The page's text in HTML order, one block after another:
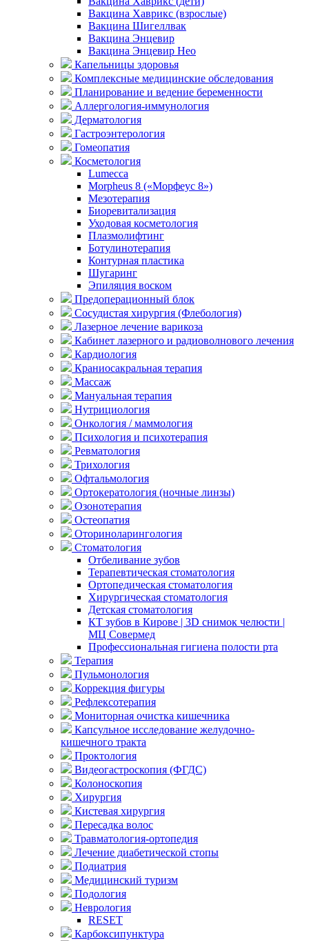
Вакцина Хаврикс (взрослые)
Вакцина Шигеллвак
Вакцина Энцевир
Вакцина Энцевир Нео
Капельницы здоровья
Комплексные медицинские обследования
Планирование и ведение беременности
Аллергология-иммунология
Дерматология
Гастроэнтерология
Гомеопатия
Косметология
Lumecca
Morpheus 8 («Морфеус 8»)
Мезотерапия
Биоревитализация
Уходовая косметология
Плазмолифтинг
Ботулинотерапия
Контурная пластика
Шугаринг
Эпиляция воском
Предоперационный блок
Сосудистая хирургия (Флебология)
Лазерное лечение варикоза
Кабинет лазерного и радиоволнового лечения
Кардиология
Краниосакральная терапия
Массаж
Мануальная терапия
Нутрициология
Онкология / маммология
Психология и психотерапия
Ревматология
Трихология
Офтальмология
Ортокератология (ночные линзы)
Озонотерапия
Остеопатия
Оториноларингология
Стоматология
Отбеливание зубов
Терапевтическая стоматология
Ортопедическая стоматология
Хирургическая стоматология
Детская стоматология
КТ зубов в Кирове | 3D снимок челюсти |
МЦ Совермед
Профессиональная гигиена полости рта
Терапия
Пульмонология
Коррекция фигуры
Рефлексотерапия
Мониторная очистка кишечника
Капсульное исследование желудочно-
кишечного тракта
Проктология
Видеогастроскопия (ФГДС)
Колоноскопия
Хирургия
Кистевая хирургия
Пересадка волос
Травматология-ортопедия
Лечение диабетической стопы
Подиатрия
Медицинский туризм
Подология
Неврология
RESET
Карбоксипунктура